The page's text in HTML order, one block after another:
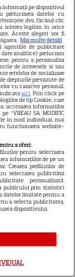
tată
la 46 de ani.
a ales
ieșire rară la
Violet. Cum au
se
Marta Embid.
începută
Madrid
informații pe dispozitivul
prelucrarea datelor cu
dvs. făcând clic
interes legitim în orice
Aceste alegeri vor fi
Mai multe detalii
agentiile de publicitate
analitice) prelucram
pentru a personaliza
de interesele si/sau
retelelor de socializare
drepturile prevazute de
cu caracter personal.
aici. Prin click pe
de tip Cookie, care
accesarea informatiilor
“VREAU SA MODIFIC
in mod individual, mai
functionarea website-
a oferi:
pentru selectarea
informațiilor de pe un
Crearea profilurilor de
selectarea publicității
personalizată.
publicului prin statistici
datelor limitate pentru a
a selecta publicitatea.
dispozitivului.